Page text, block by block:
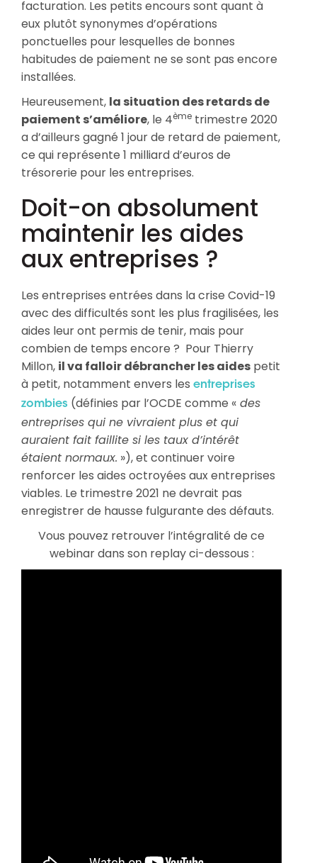
facturation. Les petits encours sont quant à
eux plutôt synonymes d’opérations
ponctuelles pour lesquelles de bonnes
habitudes de paiement ne se sont pas encore
installées.
Heureusement, la situation des retards de
paiement s’améliore, le 4ème trimestre 2020
a d’ailleurs gagné 1 jour de retard de paiement,
ce qui représente 1 milliard d’euros de
trésorerie pour les entreprises.
Doit-on absolument
maintenir les aides
aux entreprises ?
Les entreprises entrées dans la crise Covid-19
avec des difficultés sont les plus fragilisées, les
aides leur ont permis de tenir, mais pour
combien de temps encore ? Pour Thierry
Millon, il va falloir débrancher les aides petit
à petit, notamment envers les entreprises
zombies (définies par l’OCDE comme « des
entreprises qui ne vivraient plus et qui
auraient fait faillite si les taux d’intérêt
étaient normaux. »), et continuer voire
renforcer les aides octroyées aux entreprises
viables. Le trimestre 2021 ne devrait pas
enregistrer de hausse fulgurante des défauts.
Vous pouvez retrouver l’intégralité de ce
webinar dans son replay ci-dessous :